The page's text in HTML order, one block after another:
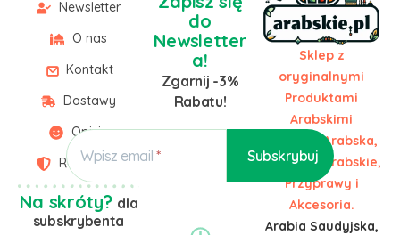
Newsletter
O nas
Kontakt
Dostawy
Opinie
Regulamin
Na skróty? dla
subskrybenta
Sklep z
oryginalnymi
Produktami
Arabskimi
Żywność Arabska,
Słodycze Arabskie,
Przyprawy i
Akcesoria.
Arabia Saudyjska,
do
Newsletter
a!
Zgarnij -3%
Rabatu!
Wpisz email